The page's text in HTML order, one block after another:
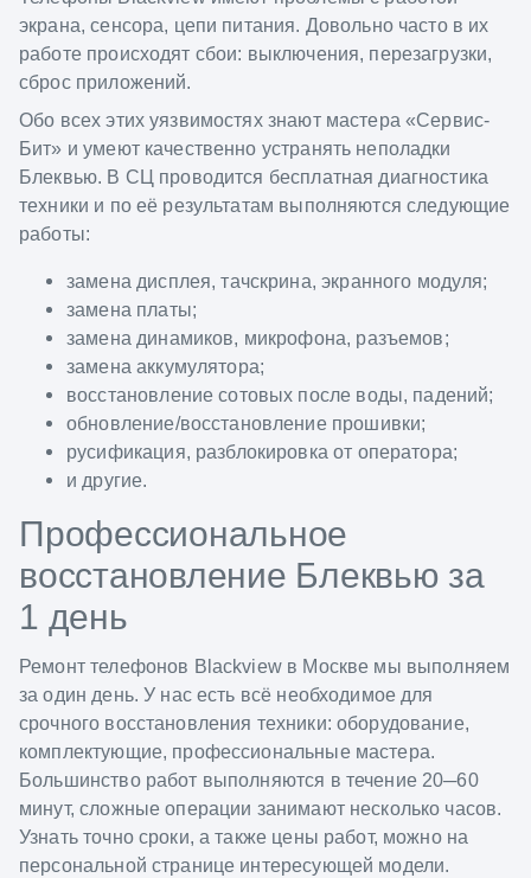
экрана, сенсора, цепи питания. Довольно часто в их
работе происходят сбои: выключения, перезагрузки,
сброс приложений.
Обо всех этих уязвимостях знают мастера «Сервис-
Бит» и умеют качественно устранять неполадки
Блеквью. В СЦ проводится бесплатная диагностика
техники и по её результатам выполняются следующие
работы:
замена дисплея, тачскрина, экранного модуля;
замена платы;
замена динамиков, микрофона, разъемов;
замена аккумулятора;
восстановление сотовых после воды, падений;
обновление/восстановление прошивки;
русификация, разблокировка от оператора;
и другие.
Профессиональное
восстановление Блеквью за
1 день
Ремонт телефонов Blackview в Москве мы выполняем
за один день. У нас есть всё необходимое для
срочного восстановления техники: оборудование,
комплектующие, профессиональные мастера.
Большинство работ выполняются в течение 20─60
минут, сложные операции занимают несколько часов.
Узнать точно сроки, а также цены работ, можно на
персональной странице интересующей модели.